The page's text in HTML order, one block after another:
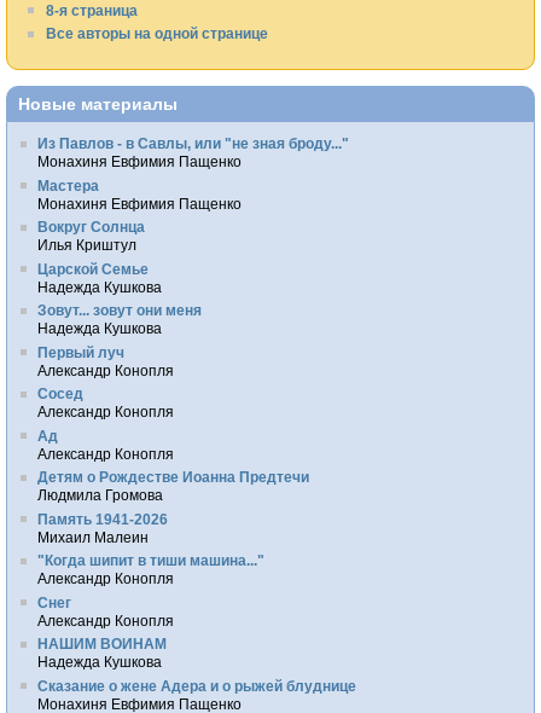
8-я страница
Все авторы на одной странице
Новые материалы
Из Павлов - в Савлы, или "не зная броду..."
Монахиня Евфимия Пащенко
Мастера
Монахиня Евфимия Пащенко
Вокруг Солнца
Илья Криштул
Царской Семье
Надежда Кушкова
Зовут... зовут они меня
Надежда Кушкова
Первый луч
Александр Конопля
Сосед
Александр Конопля
Ад
Александр Конопля
Детям о Рождестве Иоанна Предтечи
Людмила Громова
Память 1941-2026
Михаил Малеин
"Когда шипит в тиши машина..."
Александр Конопля
Снег
Александр Конопля
НАШИМ ВОИНАМ
Надежда Кушкова
Сказание о жене Адера и о рыжей блуднице
Монахиня Евфимия Пащенко